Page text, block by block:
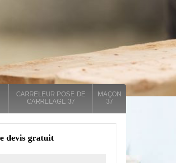
CARRELEUR POSE DE
CARRELAGE 37
MAÇON
37
devis gratuit